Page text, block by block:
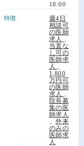
18:00
特徴
週4日
相談可
の医師
求人
当直な
し可の
医師求
人
1,800
万円可
の医師
求人
院長募
集の医
師求人
、外来
のみの
医師求
人